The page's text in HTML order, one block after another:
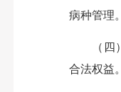
病种管理
（
合法权益。